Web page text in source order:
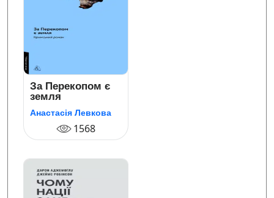
За Перекопом є
земля
Анастасія Левкова
1568